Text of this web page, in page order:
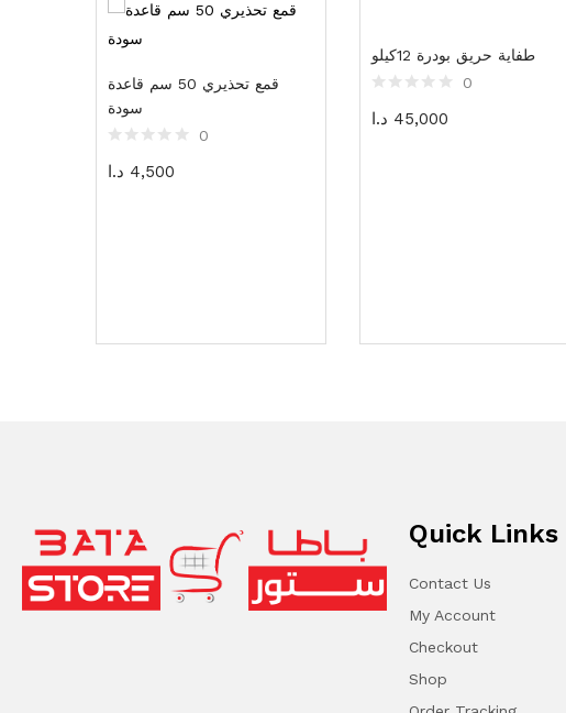
قمع تحذيري 50 سم قاعدة
سودة
0
4,500 د.ا
طفاية حريق بودرة 12كيلو
0
45,000 د.ا
Quick Links
Contact Us
My Account
Checkout
Shop